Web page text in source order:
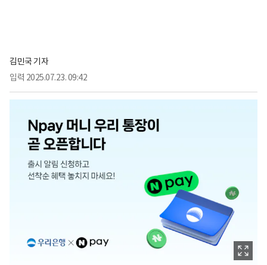
김민국 기자
입력 2025.07.23. 09:42